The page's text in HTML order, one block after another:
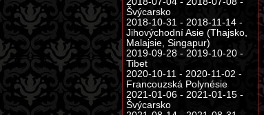
Švýcarsko
2018-10-31 - 2018-11-14 -
Jihovýchodní Asie (Thajsko,
Malajsie, Singapur)
2019-09-28 - 2019-10-20 -
Tibet
2020-10-11 - 2020-11-02 -
Francouzská Polynésie
2021-01-06 - 2021-01-15 -
Švýcarsko